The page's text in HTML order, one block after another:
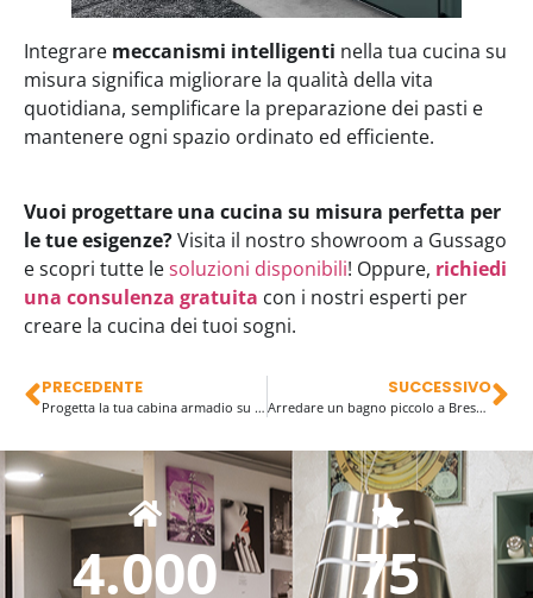
Integrare meccanismi intelligenti nella tua cucina su
misura significa migliorare la qualità della vita
quotidiana, semplificare la preparazione dei pasti e
mantenere ogni spazio ordinato ed efficiente.
Vuoi progettare una cucina su misura perfetta per
le tue esigenze?Visita il nostro showroom a Gussago
e scopri tutte lesoluzioni disponibili! Oppure, richiedi
una consulenza gratuita con i nostri esperti per
creare la cucina dei tuoi sogni.
PRECEDENTE
Progetta la tua cabina armadio su misura: idee e consigli!
SUCCESSIVO
Arredare un bagno piccolo a Brescia: trucchi e consigli per ottimizzare ogni centimetro
4.000 75